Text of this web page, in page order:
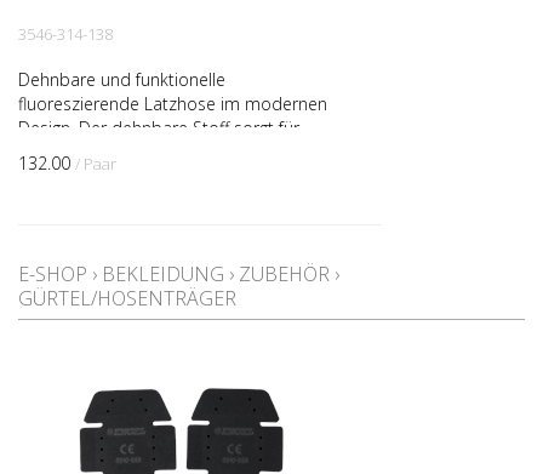
3546-314-138
Dehnbare und funktionelle
fluoreszierende Latzhose im modernen
Design. Der dehnbare Stoff sorgt für
optimale Bewegungsfreiheit und Komfort.
Optimale Passform mit u. a. er...
132.00 / Paar
E-SHOP › BEKLEIDUNG › ZUBEHÖR ›
GÜRTEL/HOSENTRÄGER